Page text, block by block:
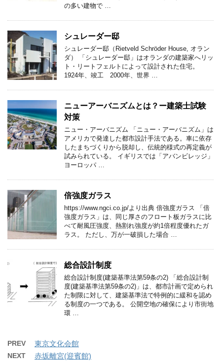
の多い建物で …
シュレーダー邸
シュレーダー邸（Rietveld Schröder House, オラン
ダ） 「シュレーダー邸」はオランダの建築家へリッ
ト・リートフェルトによって設計された住宅。
1924年、竣工 2000年、世界 …
ニューアーバニズムとは？ー建築士試験
対策
ニュー・アーバニズム 「ニュー・アーバニズム」は
アメリカで発達した都市設計手法である。車に依存
したまちづくりから脱却し、伝統的様式の再定義が
試みられている。 イギリスでは「アバンビレッジ」
ヨーロッパ …
倍強度ガラス
https://www.ngci.co.jp/より出典 倍強度ガラス 「倍
強度ガラス」は、同じ厚さのフロート板ガラスに比
べて耐風圧強度、熱割れ強度が約1倍程度優れたガ
ラス。 ただし、万が一破損した場合 …
総合設計制度
総合設計制度(建築基準法第59条の2) 「総合設計制
度(建築基準法第59条の2)」は、都市計画で定められ
た制限に対して、建築基準法で特例的に緩和を認め
る制度の一つである。 公開空地の確保により市街地
環 …
PREV 東京文化会館
NEXT 赤坂離宮(迎賓館)